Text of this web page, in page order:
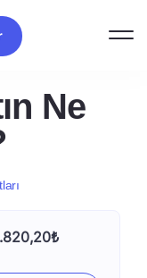
Ne